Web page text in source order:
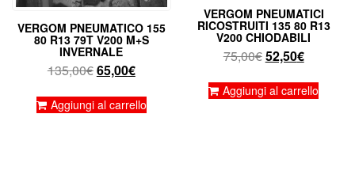
VERGOM PNEUMATICO 155
80 R13 79T V200 M+S
INVERNALE
135,00€Il
originale
65,00€Il
attuale
Aggiungi al carrello
VERGOM PNEUMATICI
RICOSTRUITI 135 80 R13
V200 CHIODABILI
75,00€Il
originale
52,50€Il
attuale
Aggiungi al carrello